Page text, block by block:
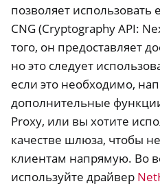
позволяет использовать
CNG (Cryptography API:
того, он предоставляет
но это следует
если это необходимо,
дополнительные
Proxy, или вы хотите
качестве шлюза, чтобы
клиентам напрямую. Во
используйте драйвер